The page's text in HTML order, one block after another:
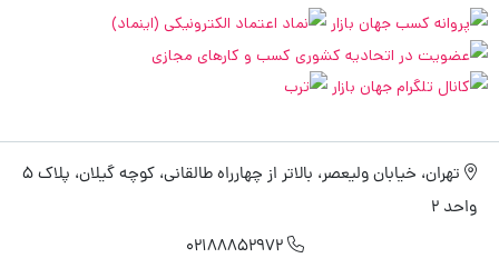
تهران، خیابان ولیعصر، بالاتر از چهارراه طالقانی، کوچه گیلان، پلاک 5
واحد 2
02188852972